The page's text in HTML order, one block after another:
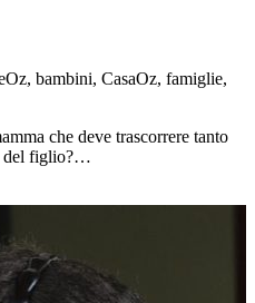
bambini, CasaOz, famiglie,
che deve trascorrere tanto
del figlio?…